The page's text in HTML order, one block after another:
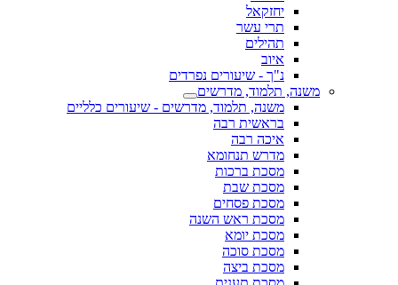
יחזקאל
תרי עשר
תהילים
איוב
נ"ך - שיעורים נפרדים
משנה, תלמוד, מדרשים
משנה, תלמוד, מדרשים - שיעורים כלליים
בראשית רבה
איכה רבה
מדרש תנחומא
מסכת ברכות
מסכת שבת
מסכת פסחים
מסכת ראש השנה
מסכת יומא
מסכת סוכה
מסכת ביצה